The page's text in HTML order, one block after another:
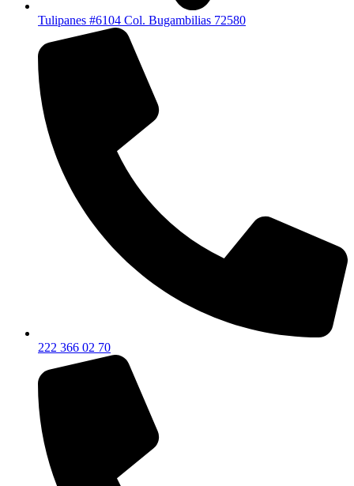
Tulipanes #6104 Col. Bugambilias 72580
222 366 02 70